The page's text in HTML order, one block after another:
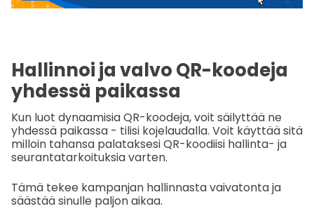
Hallinnoi ja valvo QR-koodeja
yhdessä paikassa
Kun luot dynaamisia QR-koodeja, voit säilyttää ne
yhdessä paikassa - tilisi kojelaudalla. Voit käyttää sitä
milloin tahansa palataksesi QR-koodiisi hallinta- ja
seurantatarkoituksia varten.
Tämä tekee kampanjan hallinnasta vaivatonta ja
säästää sinulle paljon aikaa.